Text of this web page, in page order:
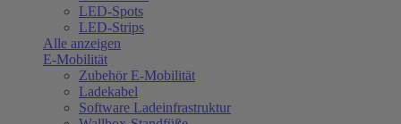
LED-Spots
LED-Strips
Alle anzeigen
E-Mobilität
Zubehör E-Mobilität
Ladekabel
Software Ladeinfrastruktur